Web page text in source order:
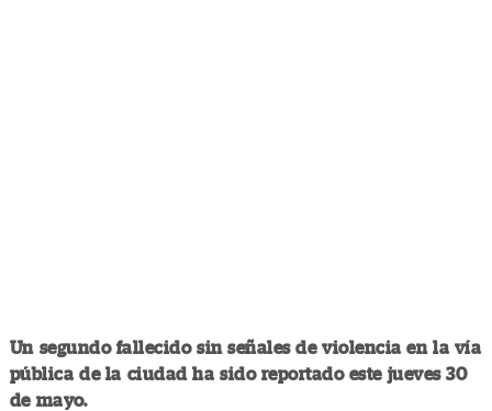
Un segundo fallecido sin señales de violencia en la vía
pública de la ciudad ha sido reportado este jueves 30
de mayo.